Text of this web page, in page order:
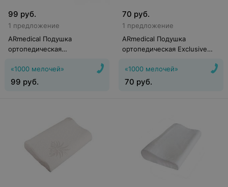
99 руб.
1 предложение
ARmedical Подушка
ортопедическая
Dream
«1000 мелочей»
99 руб.
70 руб.
1 предложение
ARmedical Подушка
ортопедическая Exclusive
«1000 мелочей»
70 руб.